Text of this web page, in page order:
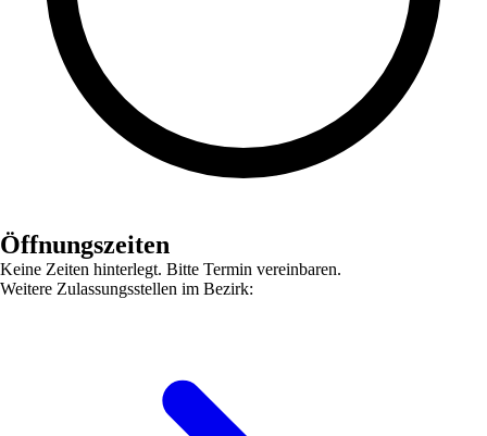
Öffnungszeiten
Keine Zeiten hinterlegt. Bitte Termin vereinbaren.
Weitere Zulassungsstellen im Bezirk: